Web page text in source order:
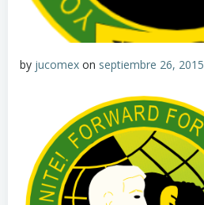
by jucomex on septiembre 26, 2015